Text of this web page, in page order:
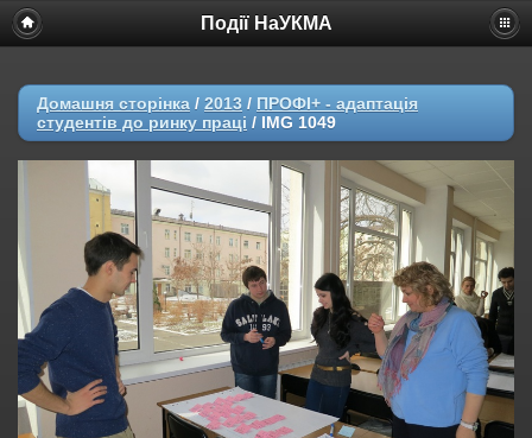
Події НаУКМА
Домашня сторінка / 2013 / ПРОФІ+ - адаптація
студентів до ринку праці / IMG 1049